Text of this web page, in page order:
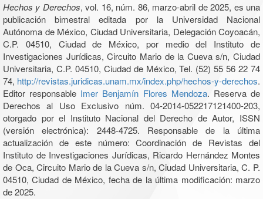
Hechos y Derechos, vol. 16, núm. 86, marzo-abril de 2025, es una
publicación bimestral editada por la Universidad Nacional
Autónoma de México, Ciudad Universitaria, Delegación Coyoacán,
C.P. 04510, Ciudad de México, por medio del Instituto de
Investigaciones Jurídicas, Circuito Mario de la Cueva s/n, Ciudad
Universitaria, C.P. 04510, Ciudad de México, Tel. (52) 55 56 22 74
74, http://revistas.juridicas.unam.mx/index.php/hechos-y-derechos.
Editor responsable Imer Benjamín Flores Mendoza. Reserva de
Derechos al Uso Exclusivo núm. 04-2014-052217121400-203,
otorgado por el Instituto Nacional del Derecho de Autor, ISSN
(versión electrónica): 2448-4725. Responsable de la última
actualización de este número: Coordinación de Revistas del
Instituto de Investigaciones Jurídicas, Ricardo Hernández Montes
de Oca, Circuito Mario de la Cueva s/n, Ciudad Universitaria, C. P.
04510, Ciudad de México, fecha de la última modificación: marzo
de 2025.